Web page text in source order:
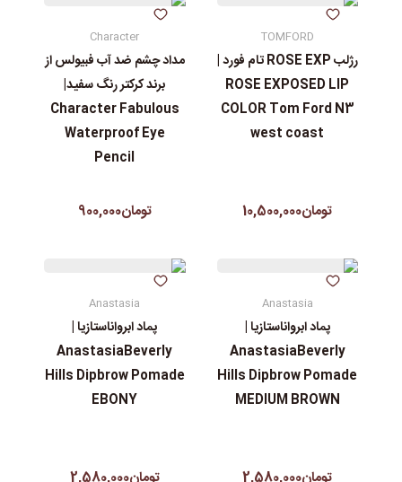
TOMFORD
رژلب ROSE EXP تام فورد |
ROSE EXPOSED LIP
COLOR Tom Ford N3
west coast
تومان10,500,000
Character
مداد چشم ضد آب فبیولس از
برند کرکتر رنگ سفید|
Character Fabulous
Waterproof Eye
Pencil
تومان900,000
Anastasia
پماد ابرواناستازیا |
AnastasiaBeverly
Hills Dipbrow Pomade
MEDIUM BROWN
Anastasia
پماد ابرواناستازیا |
AnastasiaBeverly
Hills Dipbrow Pomade
EBONY